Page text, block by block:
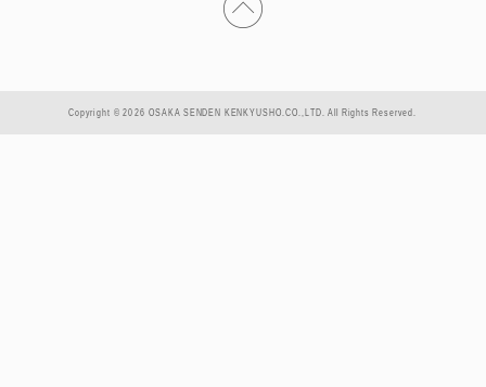
Copyright © 2026 OSAKA SENDEN KENKYUSHO.CO.,LTD. All Rights Reserved.